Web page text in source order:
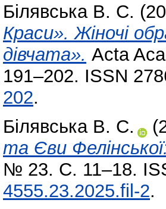
Білявська В. С.
Краси». Жіночі
дівчата». Acta
191–202. ISSN
202.
Білявська В. С.
та Єви
№ 23. С. 11–18.
4555.23.2025.fil-2.